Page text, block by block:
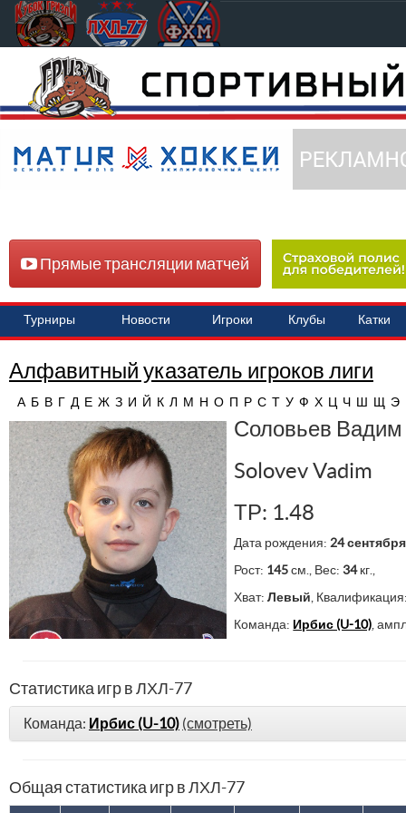
Прямые трансляции матчей
Турниры Новости Игроки Клубы Катки
Алфавитный указатель игроков лиги
А Б В Г Д Е Ж З И Й К Л М Н О П Р С Т У Ф Х Ц Ч Ш Щ Э
Соловьев
Solovev Vadim
ТР: 1.48
Дата рождения: 24
Рост: 145см., Вес: 34кг.,
Хват:Левый ,
Команда: Ирбис (U-10) ,
Статистика игр в ЛХЛ-77
Команда: Ирбис (U-10) (смотреть)
Общая статистика игр в ЛХЛ-77